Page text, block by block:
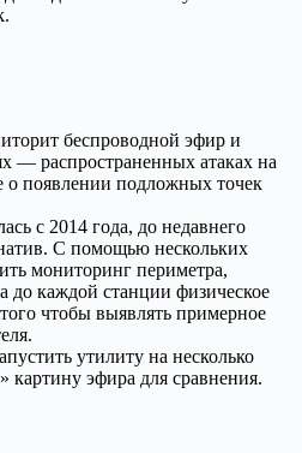
беспроводной эфир и
— распространенных атаках на
о появлении подложных точек
с 2014 года, до недавнего
С помощью нескольких
мониторинг периметра,
до каждой станции физическое
чтобы выявлять примерное
утилиту на несколько
картину эфира для сравнения.